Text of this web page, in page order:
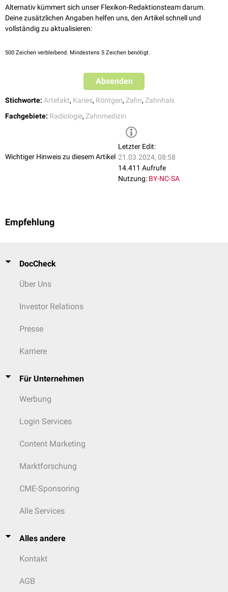
siehe auch: Mach-Band-Effekt
Alternativ kümmert sich unser Flexikon-Redaktionsteam darum.
Deine zusätzlichen Angaben helfen uns, den Artikel schnell und
vollständig zu aktualisieren:
500 Zeichen verbleibend. Mindestens 5 Zeichen benötigt.
Absenden
Stichworte: Artefakt, Karies, Röntgen, Zahn, Zahnhals
Fachgebiete: Radiologie, Zahnmedizin
Wichtiger Hinweis zu diesem Artikel
Letzter Edit:
21.03.2024, 08:58
14.411 Aufrufe
Nutzung: BY-NC-SA
Empfehlung
DocCheck
Über Uns
Investor Relations
Presse
Karriere
Für Unternehmen
Werbung
Login Services
Content Marketing
Marktforschung
CME-Sponsoring
Alle Services
Alles andere
Kontakt
AGB